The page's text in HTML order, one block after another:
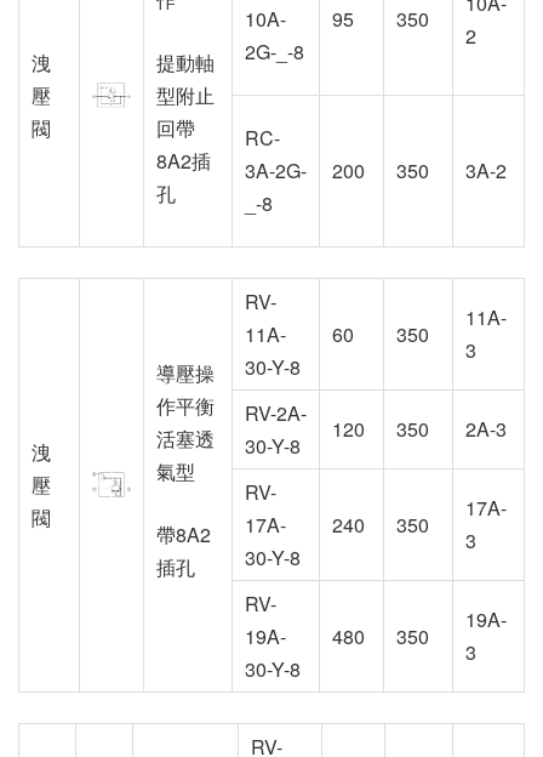
洩
壓
閥
提動軸
型附止
回帶
8A2插
孔
10A-
2G-_-8
95 350
2
RC-
3A-2G-
_-8
200 350 3A-2
洩
壓
閥
導壓操
作平衡
活塞透
氣型
帶8A2
插孔
RV-
11A-
30-Y-8
60 350
11A-
3
RV-2A-
30-Y-8
120 350 2A-3
RV-
17A-
30-Y-8
240 350
17A-
3
RV-
19A-
30-Y-8
480 350
19A-
3
RV-